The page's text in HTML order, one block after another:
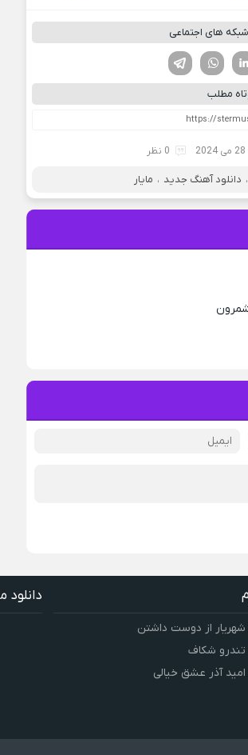
های اجتماعی
لینکدین تویتر
فیسوک
مطلب
28 می 2024 0 نظر
، دانلود آهنگ جدید ، مایار
شمرون
شهریار از دوست داشتن
تندرو شکاف
امید آذر عشق خیالی
دانلود